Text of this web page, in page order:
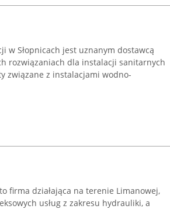
w Słopnicach jest uznanym dostawcą
rozwiązaniach dla instalacji sanitarnych
związane z instalacjami wodno-
firma działająca na terenie Limanowej,
usług z zakresu hydrauliki, a